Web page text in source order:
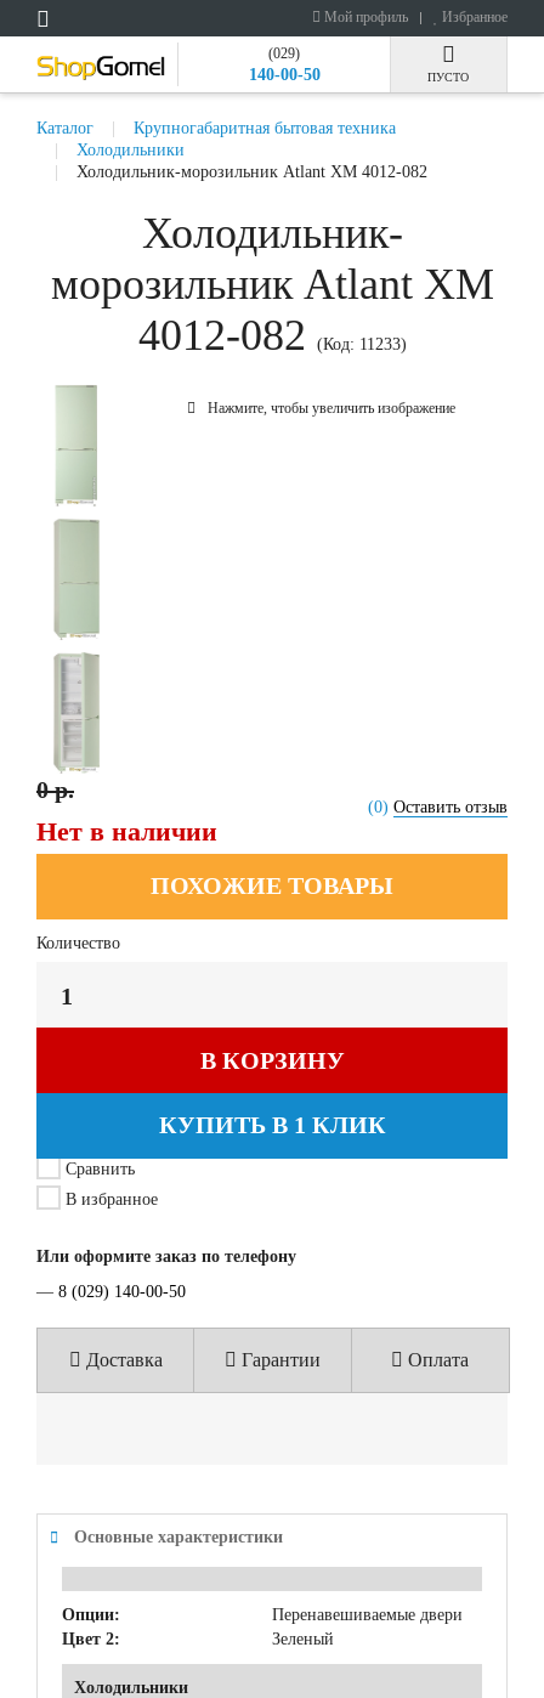
Мой профиль Избранное
(029)
140-00-50 ПУСТО
Каталог
Крупногабаритная бытовая техника
Холодильники
Холодильник-морозильник Atlant ХМ 4012-082
Холодильник-
морозильник Atlant ХМ
4012-082
(Код: 11233)
Нажмите, чтобы увеличить изображение
(0) Оставить отзыв
0 р.
Нет в наличии
ПОХОЖИЕ ТОВАРЫ
Количество
В КОРЗИНУ
КУПИТЬ В 1 КЛИК
Сравнить
В избранное
Или оформите заказ по телефону
— 8 (029) 140-00-50
Доставка Гарантии Оплата
Основные характеристики
Опции:
Перенавешиваемые двери
Цвет 2:
Зеленый
Холодильники